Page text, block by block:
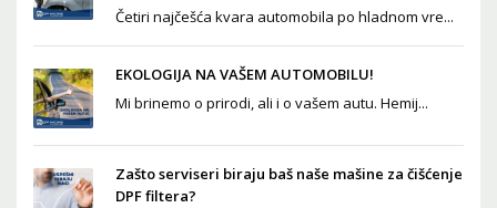
Četiri najčešća kvara automobila po hladnom vre...
EKOLOGIJA NA VAŠEM AUTOMOBILU!
Mi brinemo o prirodi, ali i o vašem autu. Hemij...
Zašto serviseri biraju baš naše mašine za čišćenje
DPF filtera?